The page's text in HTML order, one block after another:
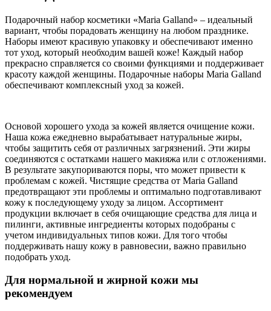
Подарочный набор косметики «Maria Galland» – идеальный
вариант, чтобы порадовать женщину на любом празднике.
Наборы имеют красивую упаковку и обеспечивают именно
тот уход, который необходим вашей коже! Каждый набор
прекрасно справляется со своими функциями и поддерживает
красоту каждой женщины. Подарочные наборы Maria Galland
обеспечивают комплексный уход за кожей.
Основой хорошего ухода за кожей является очищение кожи.
Наша кожа ежедневно вырабатывает натуральные жиры,
чтобы защитить себя от различных загрязнений. Эти жиры
соединяются с остатками нашего макияжа или с отложениями.
В результате закупориваются поры, что может привести к
проблемам с кожей. Чистящие средства от Maria Galland
предотвращают эти проблемы и оптимально подготавливают
кожу к последующему уходу за лицом. Ассортимент
продукции включает в себя очищающие средства для лица и
пилинги, активные ингредиенты которых подобраны с
учетом индивидуальных типов кожи. Для того чтобы
поддерживать нашу кожу в равновесии, важно правильно
подобрать уход.
Для нормальной и жирной кожи мы
рекомендуем